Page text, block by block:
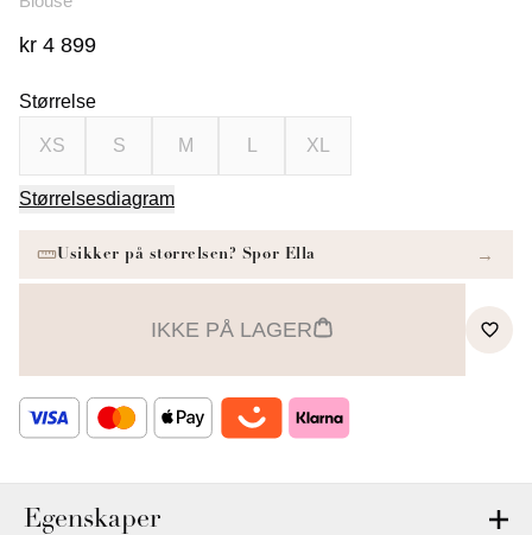
kr 4 899
Størrelse
XS S M XL
Størrelsesdiagram
IKKE PÅ LAGER
Egenskaper